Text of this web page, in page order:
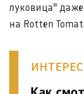
луковица"
на Rotten